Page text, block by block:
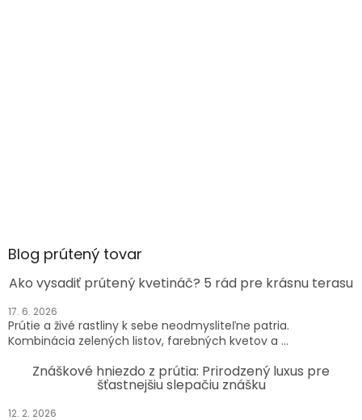
Blog prútený tovar
Ako vysadiť prútený kvetináč? 5 rád pre krásnu terasu
17. 6. 2026
Prútie a živé rastliny k sebe neodmysliteľne patria.
Kombinácia zelených listov, farebných kvetov a ...
Znáškové hniezdo z prútia: Prirodzený luxus pre
šťastnejšiu slepačiu znášku
12. 2. 2026